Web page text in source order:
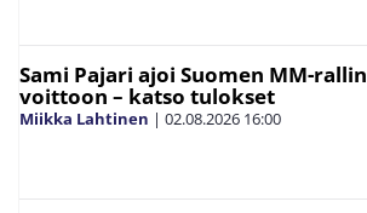
Sami Pajari ajoi Suomen MM-rallin
voittoon – katso tulokset
Miikka Lahtinen | 02.08.2026 16:00